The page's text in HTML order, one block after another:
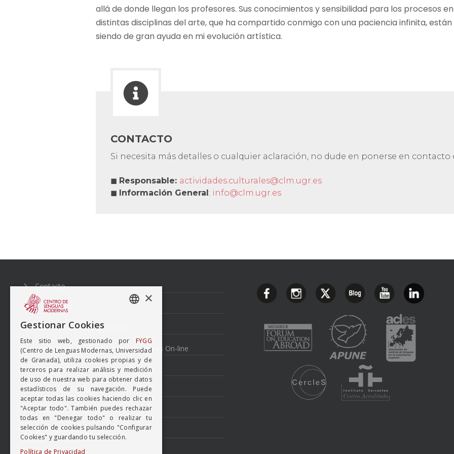
allá de donde llegan los profesores. Sus conocimientos y sensibilidad para los procesos
distintas disciplinas del arte, que ha compartido conmigo con una paciencia infinita, están
siendo de gran ayuda en mi evolución artística.
CONTACTO
Si necesita más detalles o cualquier aclaración, no dude en ponerse en contacto
◼ Responsable: actividades.culturales@clm.ugr.es
◼ Información General: info@clm.ugr.es
de
Contacto
Aviso Legal
Normativa cursos de Español
Condiciones generales de inscripciones On-line
Perfil del Contratante
Política de Calidad
Política de Cookies
Politica de Privacidad
Canal Ético
×
Gestionar Cookies
Este sitio web, gestionado por FYGG
(Centro de Lenguas Modernas, Universidad
de Granada), utiliza cookies propias y de
terceros para realizar análisis y medición
de uso de nuestra web para obtener datos
estadísticos de su navegación. Puede
aceptar todas las cookies haciendo clic en
"Aceptar todo". También puedes rechazar
todas en "Denegar todo" o realizar tu
selección de cookies pulsando "Configurar
Cookies" y guardando tu selección.
Política de Privacidad